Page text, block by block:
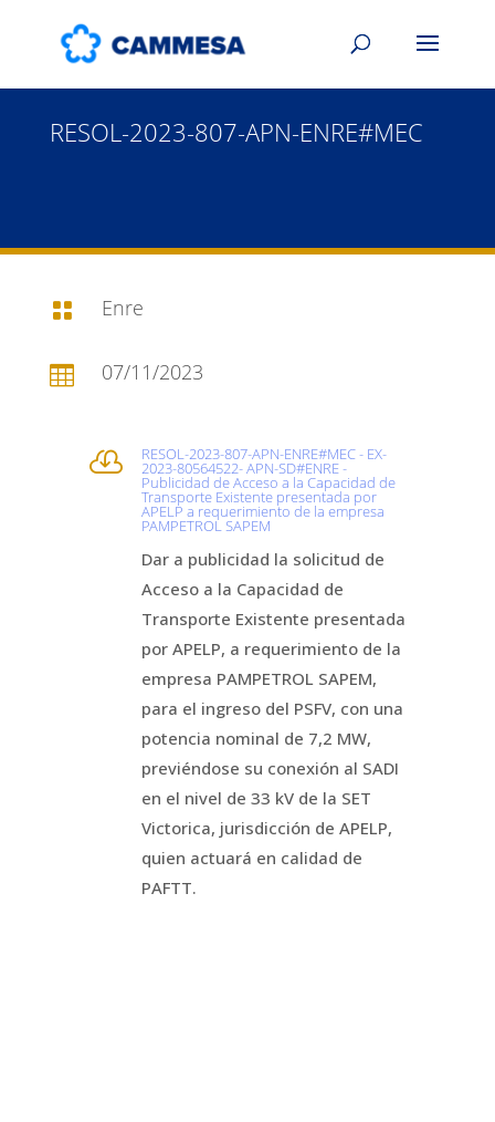
RESOL-2023-807-APN-ENRE#MEC
 Enre
 07/11/2023
 RESOL-2023-807-APN-ENRE#MEC - EX-
2023-80564522- APN-SD#ENRE -
Publicidad de Acceso a la Capacidad de
Transporte Existente presentada por
APELP a requerimiento de la empresa
PAMPETROL SAPEM
Dar a publicidad la solicitud de
Acceso a la Capacidad de
Transporte Existente presentada
por APELP, a requerimiento de la
empresa PAMPETROL SAPEM,
para el ingreso del PSFV, con una
potencia nominal de 7,2 MW,
previéndose su conexión al SADI
en el nivel de 33 kV de la SET
Victorica, jurisdicción de APELP,
quien actuará en calidad de
PAFTT.